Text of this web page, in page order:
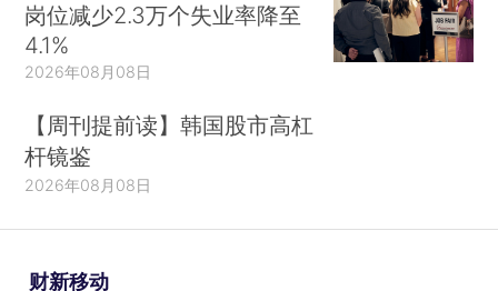
岗位减少2.3万个失业率降至
4.1%
2026年08月08日
【周刊提前读】韩国股市高杠
杆镜鉴
2026年08月08日
财新移动